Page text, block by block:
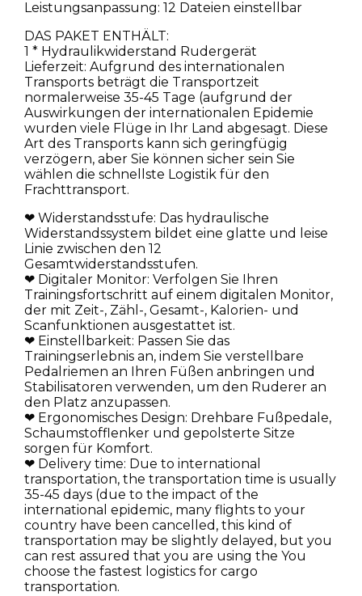
Leistungsanpassung: 12 Dateien einstellbar
DAS PAKET ENTHÄLT:
1 * Hydraulikwiderstand Rudergerät
Lieferzeit: Aufgrund des internationalen
Transports beträgt die Transportzeit
normalerweise 35-45 Tage (aufgrund der
Auswirkungen der internationalen Epidemie
wurden viele Flüge in Ihr Land abgesagt. Diese
Art des Transports kann sich geringfügig
verzögern, aber Sie können sicher sein Sie
wählen die schnellste Logistik für den
Frachttransport.
❤ Widerstandsstufe: Das hydraulische
Widerstandssystem bildet eine glatte und leise
Linie zwischen den 12
Gesamtwiderstandsstufen.
❤ Digitaler Monitor: Verfolgen Sie Ihren
Trainingsfortschritt auf einem digitalen Monitor,
der mit Zeit-, Zähl-, Gesamt-, Kalorien- und
Scanfunktionen ausgestattet ist.
❤ Einstellbarkeit: Passen Sie das
Trainingserlebnis an, indem Sie verstellbare
Pedalriemen an Ihren Füßen anbringen und
Stabilisatoren verwenden, um den Ruderer an
den Platz anzupassen.
❤ Ergonomisches Design: Drehbare Fußpedale,
Schaumstofflenker und gepolsterte Sitze
sorgen für Komfort.
❤ Delivery time: Due to international
transportation, the transportation time is usually
35-45 days (due to the impact of the
international epidemic, many flights to your
country have been cancelled, this kind of
transportation may be slightly delayed, but you
can rest assured that you are using the You
choose the fastest logistics for cargo
transportation.